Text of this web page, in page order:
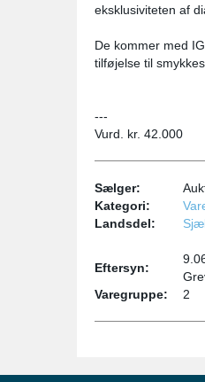
eksklusiviteten af
De kommer med
tilføjelse til
---
Vurd. kr. 42.000
Sælger:
Kategori:
Landsdel:
Eftersyn:
Varegruppe:
2